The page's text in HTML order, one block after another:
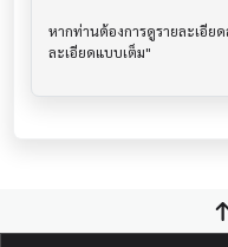
หากท่านต้องการดูรายละเอีย